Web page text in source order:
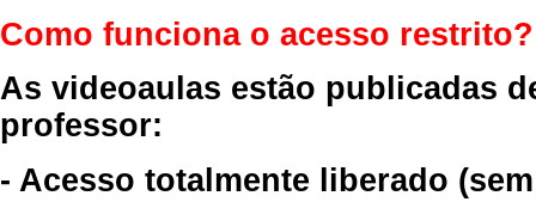
Como funciona o acesso restrito?
As videoaulas estão publicadas
professor:
- Acesso totalmente liberado